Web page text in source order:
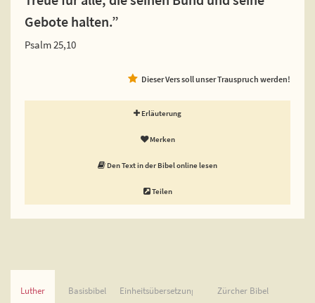
Gebote halten.”
Psalm 25,10
Dieser Vers soll unser Trauspruch werden!
Erläuterung
Merken
Den Text in der Bibel online lesen
Teilen
Luther Basisbibel Einheitsübersetzung Zürcher Bibel